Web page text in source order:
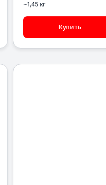
~1,45 кг
Купить